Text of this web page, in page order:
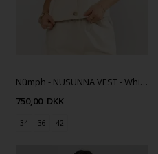
Nümph - NUSUNNA VEST - Whitecap Gray
750,00 DKK
34 36 42